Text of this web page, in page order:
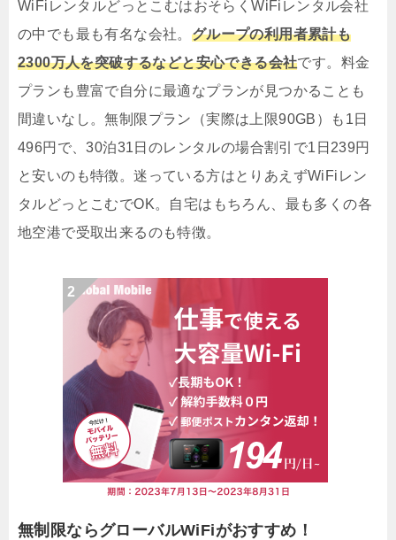
WiFiレンタルどっとこむはおそらくWiFiレンタル会社
の中でも最も有名な会社。 グループの利用者累計も
2300万人を突破するなどと安心できる会社です。料金
プランも豊富で自分に最適なプランが見つかることも
間違いなし。無制限プラン（実際は上限90GB）も1日
496円で、30泊31日のレンタルの場合割引で1日239円
と安いのも特徴。迷っている方はとりあえずWiFiレン
タルどっとこむでOK。自宅はもちろん、最も多くの各
地空港で受取出来るのも特徴。
無制限ならグローバルWiFiがおすすめ！